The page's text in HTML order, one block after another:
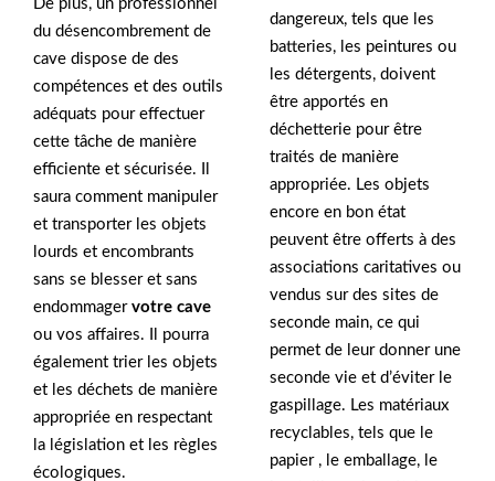
De plus, un professionnel
du désencombrement de
cave dispose de des
compétences et des outils
adéquats pour effectuer
cette tâche de manière
efficiente et sécurisée. Il
saura comment manipuler
et transporter les objets
lourds et encombrants
sans se blesser et sans
endommager votre cave
ou vos affaires. Il pourra
également trier les objets
et les déchets de manière
appropriée en respectant
la législation et les règles
écologiques.
dangereux, tels que les
batteries, les peintures ou
les détergents, doivent
être apportés en
déchetterie pour être
traités de manière
appropriée. Les objets
encore en bon état
peuvent être offerts à des
associations caritatives ou
vendus sur des sites de
seconde main, ce qui
permet de leur donner une
seconde vie et d’éviter le
gaspillage. Les matériaux
recyclables, tels que le
papier , le emballage, le